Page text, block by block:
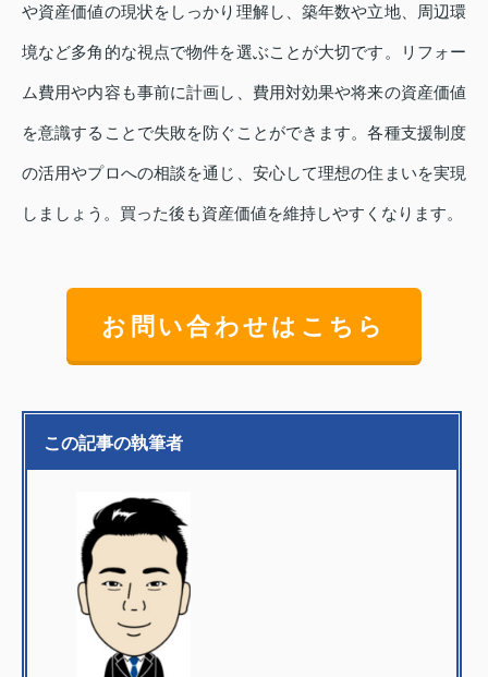
や資産価値の現状をしっかり理解し、築年数や立地、周辺環
境など多角的な視点で物件を選ぶことが大切です。リフォー
ム費用や内容も事前に計画し、費用対効果や将来の資産価値
を意識することで失敗を防ぐことができます。各種支援制度
の活用やプロへの相談を通じ、安心して理想の住まいを実現
しましょう。買った後も資産価値を維持しやすくなります。
お問い合わせはこちら
この記事の執筆者